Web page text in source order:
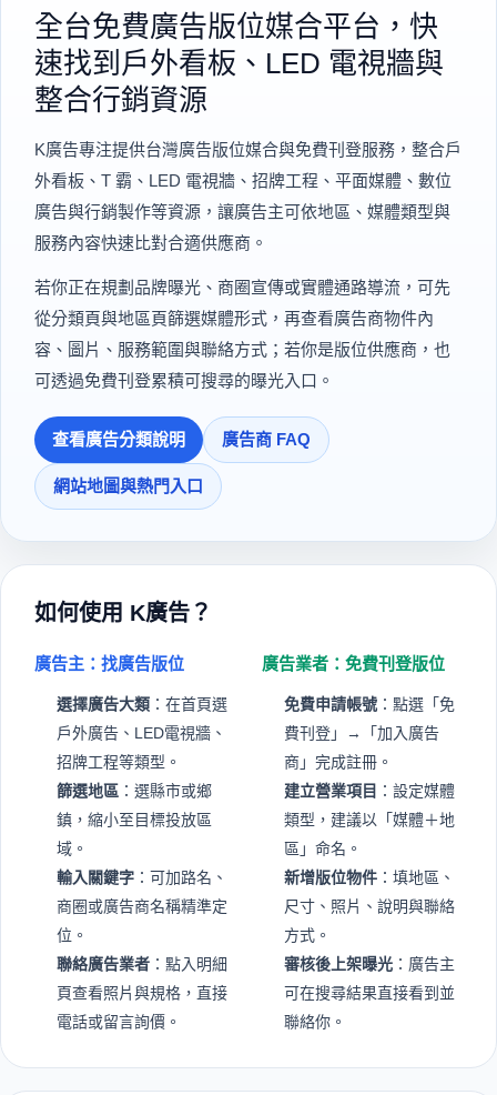
全台免費廣告版位媒合平台，快
速找到戶外看板、LED 電視牆與
整合行銷資源
K廣告專注提供台灣廣告版位媒合與免費刊登服務，整合戶
外看板、T 霸、LED 電視牆、招牌工程、平面媒體、數位
廣告與行銷製作等資源，讓廣告主可依地區、媒體類型與
服務內容快速比對合適供應商。
若你正在規劃品牌曝光、商圈宣傳或實體通路導流，可先
從分類頁與地區頁篩選媒體形式，再查看廣告商物件內
容、圖片、服務範圍與聯絡方式；若你是版位供應商，也
可透過免費刊登累積可搜尋的曝光入口。
查看廣告分類說明 廣告商 FAQ
網站地圖與熱門入口
如何使用 K廣告？
廣告主：找廣告版位
選擇廣告大類 ：在首頁選
戶外廣告、LED電視牆、
招牌工程等類型。
篩選地區 ：選縣市或鄉
鎮，縮小至目標投放區
域。
輸入關鍵字 ：可加路名、
商圈或廣告商名稱精準定
位。
聯絡廣告業者 ：點入明細
頁查看照片與規格，直接
電話或留言詢價。
廣告業者：免費刊登版位
免費申請帳號 ：點選「免
費刊登」→「加入廣告
商」完成註冊。
建立營業項目 ：設定媒體
類型，建議以「媒體＋地
區」命名。
新增版位物件 ：填地區、
尺寸、照片、說明與聯絡
方式。
審核後上架曝光 ：廣告主
可在搜尋結果直接看到並
聯絡你。